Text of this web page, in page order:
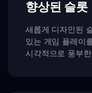
향상된 슬롯
새롭게 디자인된
있는 게임 플레이
시각적으로 풍부